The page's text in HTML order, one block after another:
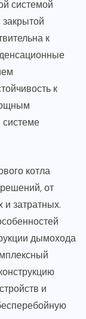
системой
к
к
котла
от
затратных.
дымохода
и